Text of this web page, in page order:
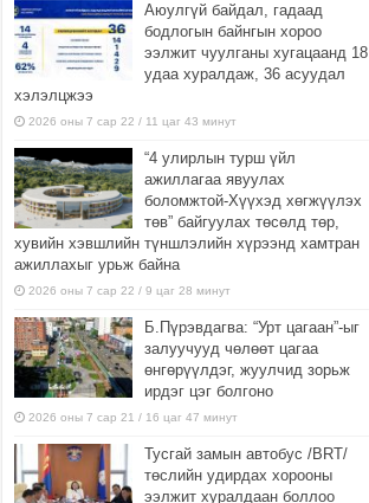
Аюулгүй байдал, гадаад
бодлогын байнгын хороо
ээлжит чуулганы хугацаанд 18
удаа хуралдаж, 36 асуудал
хэлэлцжээ
2026 оны 7 сар 22 / 11 цаг 43 минут
“4 улирлын турш үйл
ажиллагаа явуулах
боломжтой-Хүүхэд хөгжүүлэх
төв” байгуулах төсөлд төр,
хувийн хэвшлийн түншлэлийн хүрээнд хамтран
ажиллахыг урьж байна
2026 оны 7 сар 22 / 9 цаг 28 минут
Б.Пүрэвдагва: “Урт цагаан”-ыг
залуучууд чөлөөт цагаа
өнгөрүүлдэг, жуулчид зорьж
ирдэг цэг болгоно
2026 оны 7 сар 21 / 16 цаг 47 минут
Тусгай замын автобус /BRT/
төслийн удирдах хорооны
ээлжит хуралдаан боллоо